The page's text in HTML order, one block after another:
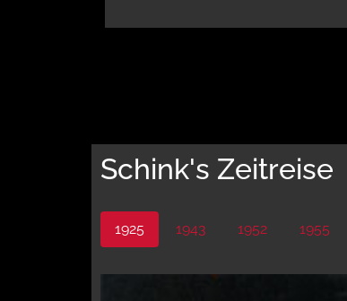
Schink's Zeitreise
1925 1943 1952 1955